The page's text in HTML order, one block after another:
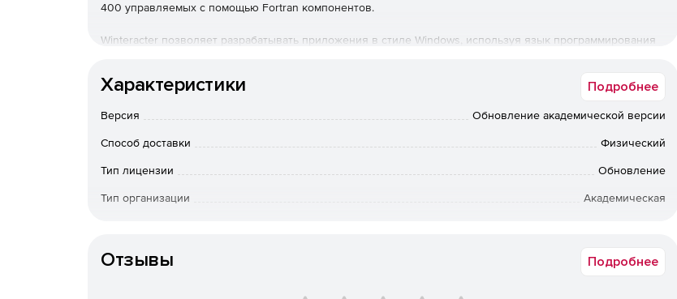
400 управляемых с помощью Fortran компонентов.
Winteracter позволяет разрабатывать приложения в стиле Windows, используя язык программирования
Возможность создавать программы и приложения в стиле Windows для платформ Windows 95/NT и
программирования на разных языках;
средства, что позволяет избавиться от работы c «сырыми» вызоввами API;
Характеристики Подробнее
Версия Обновление академической версии
Способ доставки Физический
Тип лицензии Обновление
Тип организации Академическая
Особенности доставки
вопросам приобретения предыдущих коробочных версий обращайтесь к
менеджерам Softline.
Отзывы Подробнее